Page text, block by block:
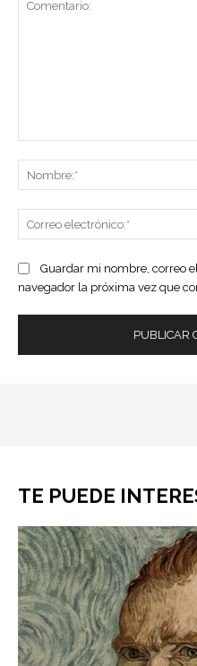
Guardar mi nombre, correo
navegador la próxima vez que
TE PUEDE